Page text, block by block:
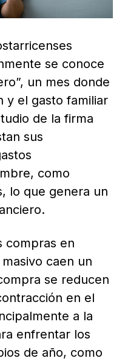
se conoce
un mes donde
y el gasto familiar
de la firma
sus
como
lo que genera un
compras en
caen un
se reducen
en el
a la
enfrentar los
de año, como